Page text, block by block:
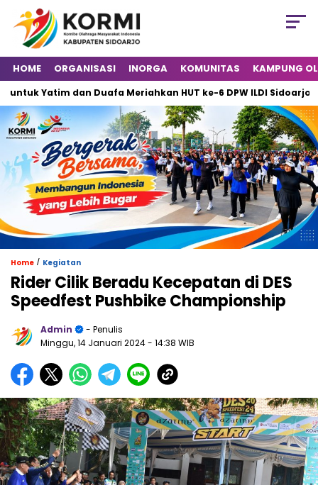
HOME ORGANISASI INORGA KOMUNITAS KAMPUNG
dan Duafa Meriahkan HUT ke-6 DPW ILDI Sidoarjo
Home / Kegiatan
Rider Cilik Beradu Kecepatan di DES
Speedfest Pushbike Championship
Admin
- Penulis
Minggu, 14 Januari 2024- 14:38 WIB